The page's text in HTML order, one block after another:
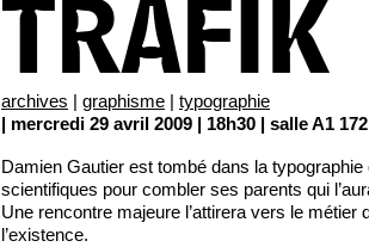
TRAFIK
archives | graphisme | typographie
| mercredi 29 avril 2009 | 18h30 | salle A1
Damien Gautier est tombé dans la
scientifiques pour combler ses parents qui
Une rencontre majeure l’attirera vers le métier
l’existence.